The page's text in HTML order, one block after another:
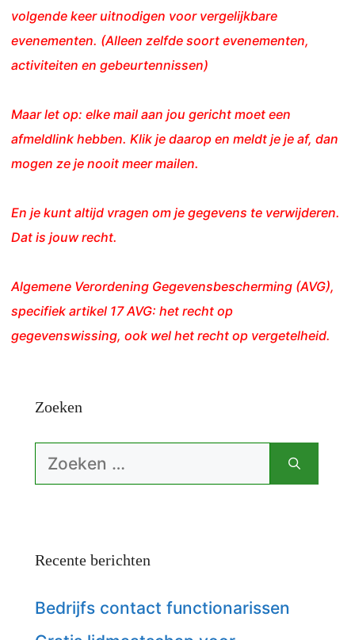
volgende keer uitnodigen voor vergelijkbare
evenementen. (Alleen zelfde soort evenementen,
activiteiten en gebeurtennissen)
Maar let op: elke mail aan jou gericht moet een
afmeldlink hebben. Klik je daarop en meldt je je af, dan
mogen ze je nooit meer mailen.
En je kunt altijd vragen om je gegevens te verwijderen.
Dat is jouw recht.
Algemene Verordening Gegevensbescherming (AVG),
specifiek artikel 17 AVG: het recht op
gegevenswissing, ook wel het recht op vergetelheid.
Zoeken
Zoek
naar:
Recente berichten
Bedrijfs contact functionarissen